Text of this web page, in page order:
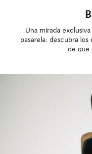
Una mirada
pasarela: descubra
de que